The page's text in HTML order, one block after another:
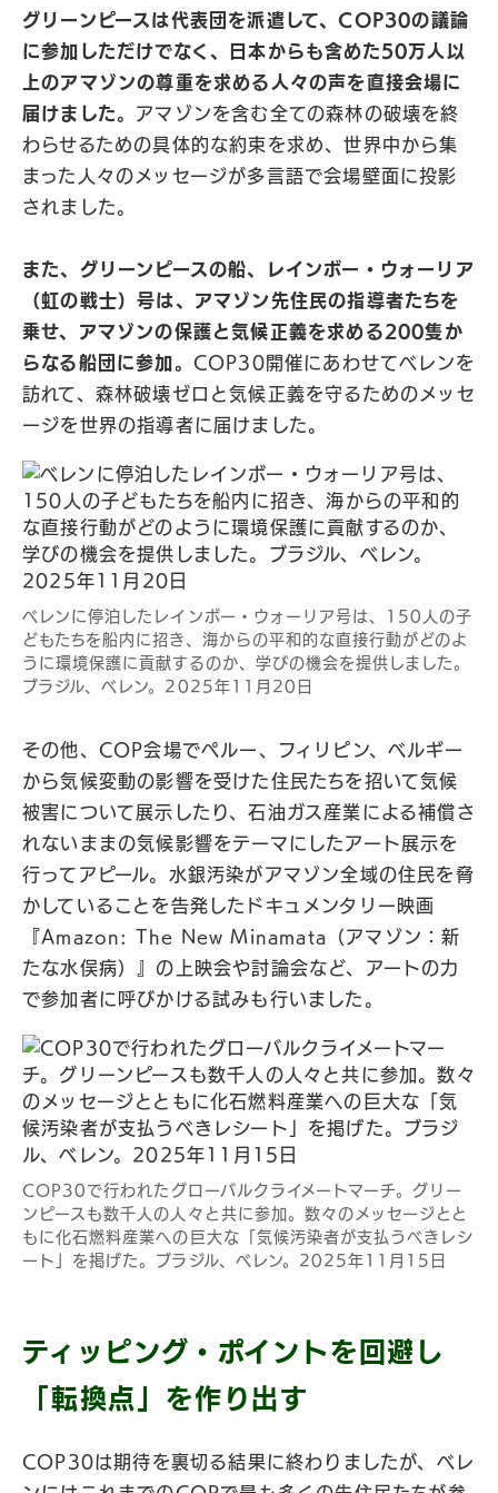
グリーンピースは代表団を派遣して、COP30の議論
に参加しただけでなく、日本からも含めた50万人以
上のアマゾンの尊重を求める人々の声を直接会場に
届けました。 アマゾンを含む全ての森林の破壊を終
わらせるための具体的な約束を求め、世界中から集
まった人々のメッセージが多言語で会場壁面に投影
されました。
また、グリーンピースの船、レインボー・ウォーリア
（虹の戦士）号は、アマゾン先住民の指導者たちを
乗せ、アマゾンの保護と気候正義を求める200隻か
らなる船団に参加。 COP30開催にあわせてベレンを
訪れて、森林破壊ゼロと気候正義を守るためのメッセ
ージを世界の指導者に届けました。
ベレンに停泊したレインボー・ウォーリア号は、150人の子
どもたちを船内に招き、海からの平和的な直接行動がどのよ
うに環境保護に貢献するのか、学びの機会を提供しました。
ブラジル、ベレン。2025年11月20日
その他、COP会場でペルー、フィリピン、ベルギー
から気候変動の影響を受けた住民たちを招いて気候
被害について展示したり、石油ガス産業による補償さ
れないままの気候影響をテーマにしたアート展示を
行ってアピール。水銀汚染がアマゾン全域の住民を脅
かしていることを告発したドキュメンタリー映画
『Amazon: The New Minamata（アマゾン：新
たな水俣病）』の上映会や討論会など、アートの力
で参加者に呼びかける試みも行いました。
COP30で行われたグローバルクライメートマーチ。グリー
ンピースも数千人の人々と共に参加。数々のメッセージとと
もに化石燃料産業への巨大な「気候汚染者が支払うべきレシ
ート」を掲げた。ブラジル、ベレン。2025年11月15日
ティッピング・ポイントを回避し
「転換点」を作り出す
COP30は期待を裏切る結果に終わりましたが、ベレ